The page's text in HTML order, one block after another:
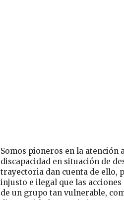
Somos pioneros en la atención
discapacidad en situación de
trayectoria dan cuenta de ello,
injusto e ilegal que las
de un grupo tan vulnerable,